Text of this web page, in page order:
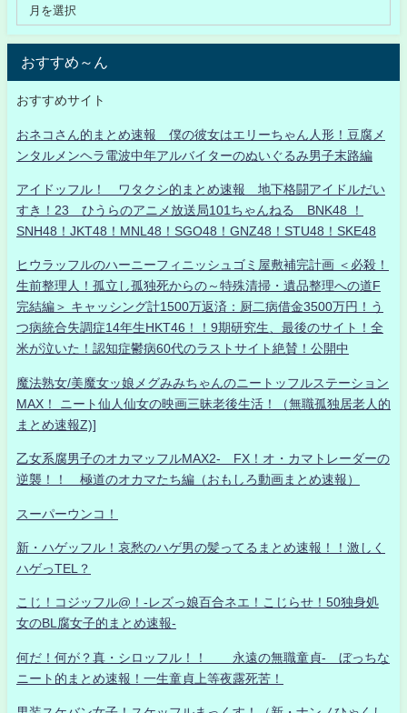
おすすめ～ん
おすすめサイト
おネコさん的まとめ速報 僕の彼女はエリーちゃん人形！豆腐メ
ンタルメンヘラ電波中年アルバイターのぬいぐるみ男子末路編
アイドッフル！ ワタクシ的まとめ速報 地下格闘アイドルだい
すき！23 ひうらのアニメ放送局101ちゃんねる BNK48 ！
SNH48！JKT48！MNL48！SGO48！GNZ48！STU48！SKE48
ヒウラッフルのハーニーフィニッシュゴミ屋敷補完計画 ＜必殺！
生前整理人！孤立し孤独死からの～特殊清掃・遺品整理への道F
完結編＞ キャッシング計1500万返済：厨二病借金3500万円！う
つ病統合失調症14年生HKT46！！9期研究生、最後のサイト！全
米が泣いた！認知症鬱病60代のラストサイト絶賛！公開中
魔法熟女/美魔女ッ娘メグみみちゃんのニートッフルステーション
MAX！ ニート仙人仙女の映画三昧老後生活！（無職孤独居老人的
まとめ速報Z)]
乙女系腐男子のオカマッフルMAX2- FX！オ・カマトレーダーの
逆襲！！ 極道のオカマたち編（おもしろ動画まとめ速報）
スーパーウンコ！
新・ハゲッフル！哀愁のハゲ男の髪ってるまとめ速報！！激しく
ハゲっTEL？
こじ！コジッフル@！-レズっ娘百合ネエ！こじらせ！50独身処
女のBL腐女子的まとめ速報-
何だ！何が？真・シロッフル！！ 永遠の無職童貞- ぼっちな
ニート的まとめ速報！一生童貞上等夜露死苦！